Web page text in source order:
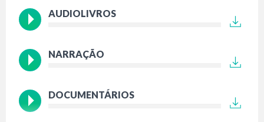
AUDIOLIVROS
NARRAÇÃO
DOCUMENTÁRIOS